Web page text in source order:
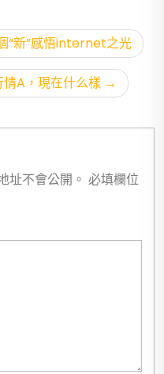
“新”感悟internet之光
A，現在什么樣
址不會公開。 必填欄位